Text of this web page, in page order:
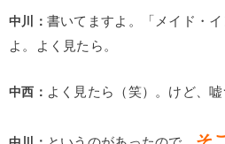
中川： 書いてますよ。「メイド・
よ。よく見たら。
中西： よく見たら（笑）。けど、嘘